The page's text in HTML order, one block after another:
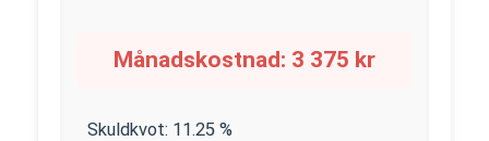
Månadskostnad: 3 375 kr
Skuldkvot: 11.25 %